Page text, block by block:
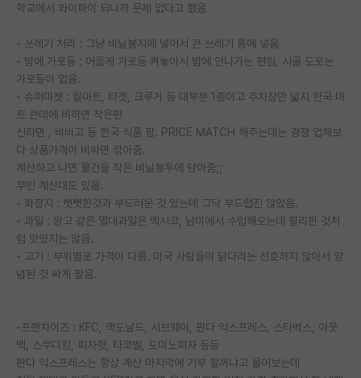
학교에서 와이파이 되니까 문제 없다고 했음.
- 쓰레기 처리 : 그냥 비닐봉지에 넣어서 큰 쓰레기 통에 넣음
- 밤에 가로등 : 어둡게 가로등 켜놓아서 밤에 안나가는 편임, 시골 도로는
가로등이 없음.
- 슈퍼마켓 : 월마트, 타겟, 크루거 등 대부분 1층이고 주차장만 넓지 한국 마
트 큰데에 비하면 작은편
신라면 , 비비고 등 한국 식품 팜. PRICE MATCH 해주는데는 경쟁 업체보
다 상품가격이 비싸면 깎아줌.
계산하고 나면 물건을 작은 비닐봉투에 담아줌;;
무인 계산대도 있음.
- 화장지 : 뻣뻣한것과 부드러운 것 있는데 그닥 부드럽진 않았음.
- 과일 : 망고 같은 열대과일은 멕시코, 남미에서 수입해오는데 필리핀 것처
럼 맛있지는 않음.
- 고기 : 부위별로 가격이 다름. 미국 사람들이 닭다리는 선호하지 않아서 양
념된 것 싸게 팔음.
-프랜차이즈 : KFC, 맥도날드, 서브웨이, 판다 익스프레스, 스타벅스, 아웃
백, 스무디킹, 피자헛, 타코벨, 도미노피자 등등
판다 익스프레스는 항상 계산 마지막에 기부 할꺼냐고 물어보는데